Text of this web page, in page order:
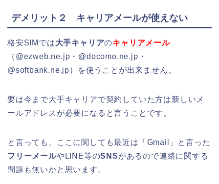
デメリット２ キャリアメールが使えない
格安SIMでは大手キャリアのキャリアメール
（@ezweb.ne.jp・@docomo.ne.jp・
@softbank.ne.jp）を使うことが出来ません。
要は今まで大手キャリアで契約していた方は新しいメ
ールアドレスが必要になると言うことです。
と言っても、ここに関しても最近は「Gmail」と言った
フリーメールやLINE等のSNSがあるので連絡に関する
問題も無いかと思います。